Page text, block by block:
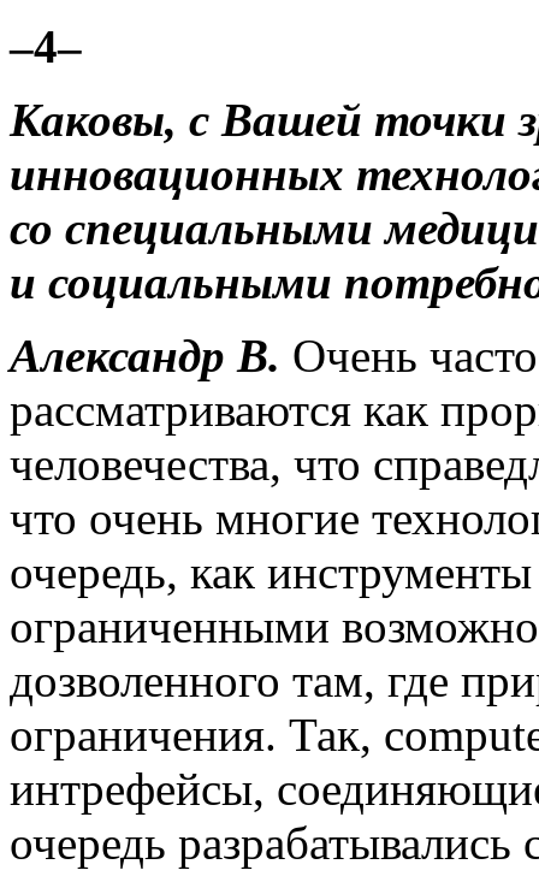
–4–
Каковы, с Вашей точки
инновационных
со специальными
и социальными
Александр В. Очень
рассматриваются как
человечества, что
что очень многие
очередь, как
ограниченными
дозволенного там, где
ограничения. Так,
интрефейсы,
очередь